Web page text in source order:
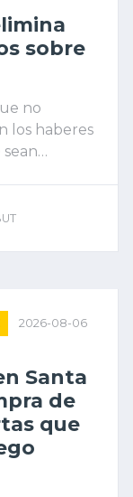
sobre
no
los haberes
2026-08-06
Santa
de
que